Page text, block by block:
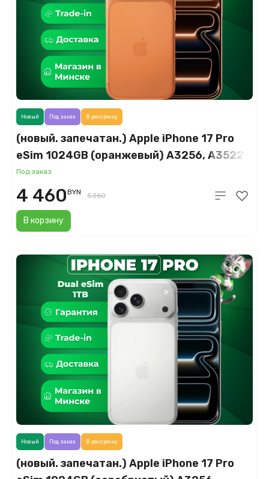
(новый. запечатан.) Apple iPhone 17 Pro
eSim 1024GB (оранжевый) A3256, A3522
Под заказ
В корзину
Новый Под заказ В рассрочку
4 460BYN 5360
(новый. запечатан.) Apple iPhone 17 Pro
Новый Под заказ В рассрочку